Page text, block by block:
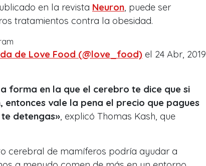
en la revista Neuron , puede ser
tratamientos contra la obesidad.
de Love Food (@love_food) el 24 Abr, 2019
forma en la que el cerebro te dice que si
entonces vale la pena el precio que pagues
detengas» , explicó Thomas Kash, que
cerebral de mamíferos podría ayudar a